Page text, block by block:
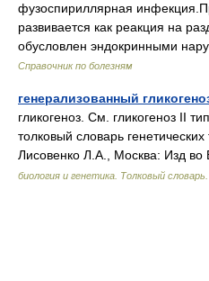
фузоспириллярная
развивается как реакция на
обусловлен эндокринными
Справочник по болезням
генерализованный
гликогеноз. См. гликогеноз II
толковый словарь
Лисовенко Л.А., Москва: Изд
биология и генетика. Толковый словарь.